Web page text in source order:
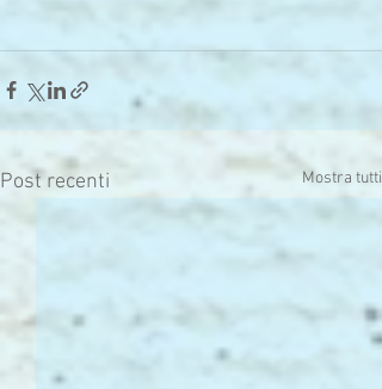
Post recenti Mostra tutti